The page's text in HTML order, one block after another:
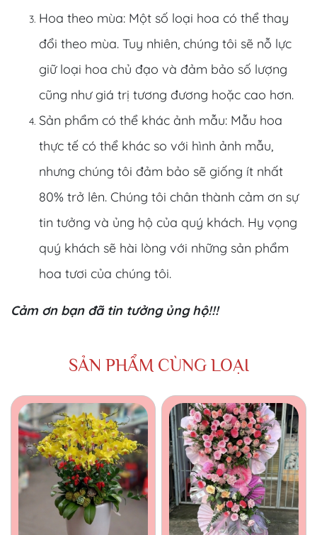
Hoa theo mùa: Một số loại hoa có thể thay
đổi theo mùa. Tuy nhiên, chúng tôi sẽ nỗ lực
giữ loại hoa chủ đạo và đảm bảo số lượng
cũng như giá trị tương đương hoặc cao hơn.
Sản phẩm có thể khác ảnh mẫu: Mẫu hoa
thực tế có thể khác so với hình ảnh mẫu,
nhưng chúng tôi đảm bảo sẽ giống ít nhất
80% trở lên. Chúng tôi chân thành cảm ơn sự
tin tưởng và ủng hộ của quý khách. Hy vọng
quý khách sẽ hài lòng với những sản phẩm
hoa tươi của chúng tôi.
Cảm ơn bạn đã tin tưởng ủng hộ!!!
SẢN PHẨM CÙNG LOẠI